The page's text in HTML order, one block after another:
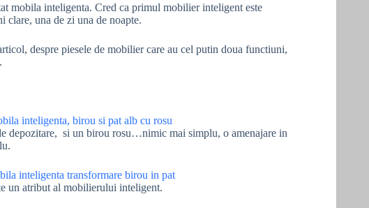
mobila inteligenta. Cred ca primul mobilier inteligent este
clare, una de zi una de noapte.
despre piesele de mobilier care au cel putin doua functiuni,
depozitare, si un birou rosu…nimic mai simplu, o amenajare in
un atribut al mobilierului inteligent.